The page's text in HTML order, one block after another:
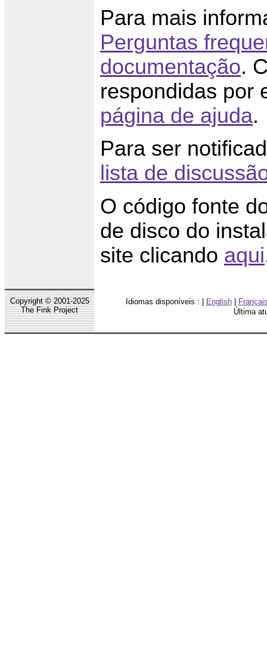
Para mais
Perguntas
documentação.
respondidas por
página de ajuda.
Para ser
lista de
O código fonte
de disco do
site clicando aqui
Copyright © 2001-2025
The Fink Project
Idiomas disponíveis : | English|
Última